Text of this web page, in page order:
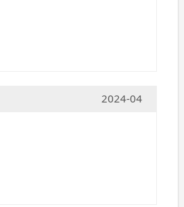
2024-04